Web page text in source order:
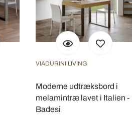
VIADURINI LIVING
Moderne udtræksbord i
melamintræ lavet i Italien -
Badesi